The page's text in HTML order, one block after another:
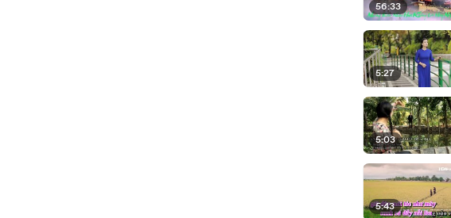
56:33
5:27
5:03
5:43